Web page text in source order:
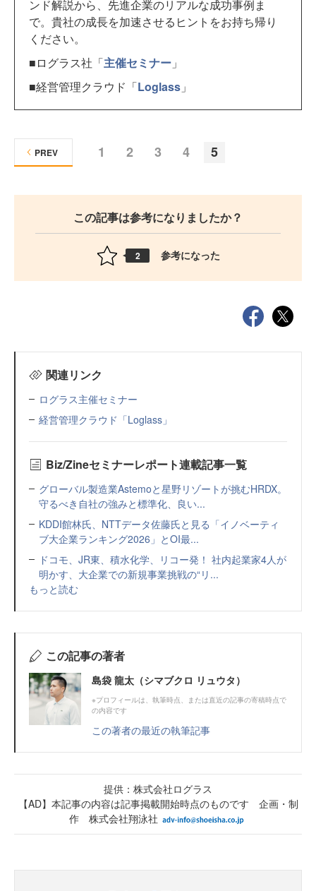
ンド解説から、先進企業のリアルな成功事例ま
で。貴社の成長を加速させるヒントをお持ち帰り
ください。
■ログラス社「主催セミナー 」
■経営管理クラウド「Loglass 」
1 2 3 4 5
PREV
この記事は参考になりましたか？
2 参考になった
関連リンク
ログラス主催セミナー
経営管理クラウド「Loglass」
Biz/Zineセミナーレポート連載記事一覧
グローバル製造業Astemoと星野リゾートが挑むHRDX。
守るべき自社の強みと標準化、良い...
KDDI館林氏、NTTデータ佐藤氏と見る「イノベーティ
ブ大企業ランキング2026」とOI最...
ドコモ、JR東、積水化学、リコー発！ 社内起業家4人が
明かす、大企業での新規事業挑戦の“リ...
もっと読む
この記事の著者
島袋 龍太（シマブクロ リュウタ）
※プロフィールは、執筆時点、または直近の記事の寄稿時点で
の内容です
この著者の最近の執筆記事
提供：株式会社ログラス
【AD】本記事の内容は記事掲載開始時点のものです 企画・制
作 株式会社翔泳社